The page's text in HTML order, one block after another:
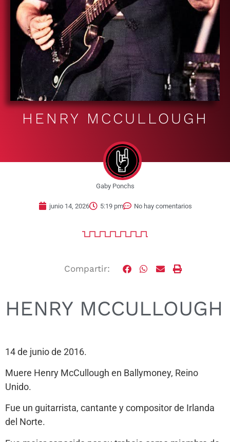
HENRY MCCULLOUGH
Gaby Ponchs
junio 14, 2026 5:19 pm No hay comentarios
Compartir:
HENRY MCCULLOUGH
14 de junio de 2016.
Muere Henry McCullough en Ballymoney, Reino
Unido.
Fue un guitarrista, cantante y compositor de Irlanda
del Norte.